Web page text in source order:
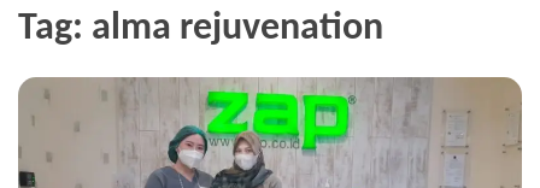
Tag: alma rejuvenation